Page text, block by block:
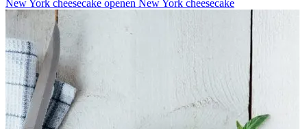
New York cheesecake openen New York cheesecake